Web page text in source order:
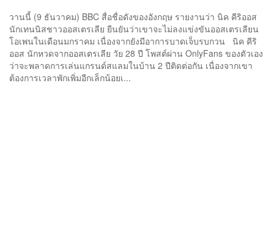
วานนี้ (9 ธันวาคม) BBC สื่อชื่อดังของอังกฤษ รายงานว่า นิค คีริออส
นักเทนนิสชาวออสเตรเลีย ยืนยันว่าเขาจะไม่ลงแข่งขันออสเตรเลียน
โอเพนในเดือนมกราคม เนื่องจากยังมีอาการบาดเจ็บรบกวน นิค คีริ
ออส นักหวดจากออสเตรเลีย วัย 28 ปี โพสต์ผ่าน OnlyFans ของตัวเอง
ว่าจะพลาดการเล่นแกรนด์สแลมในบ้าน 2 ปีติดต่อกัน เนื่องจากเขา
ต้องการเวลาพักเพิ่มอีกเล็กน้อยเ...